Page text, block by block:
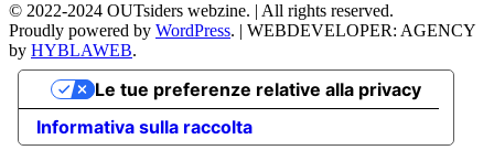
© 2022-2024 OUTsiders webzine. | All rights reserved.
Proudly powered by WordPress. | WEBDEVELOPER: AGENCY
by HYBLAWEB.
Informativa sulla raccolta
Le tue preferenze relative alla privacy